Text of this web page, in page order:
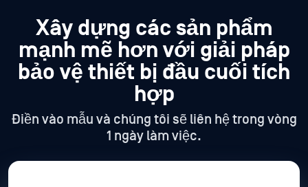
Xây dựng các sản phẩm
mạnh mẽ hơn với giải pháp
bảo vệ thiết bị đầu cuối tích
hợp
Điền vào mẫu và chúng tôi sẽ liên hệ trong vòng
1 ngày làm việc.